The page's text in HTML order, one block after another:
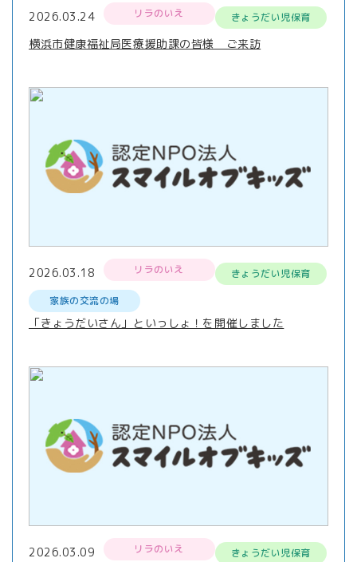
2026.03.24 リラのいえ きょうだい児保育
横浜市健康福祉局医療援助課の皆様 ご来訪
2026.03.18 リラのいえ
きょうだい児保育
家族の交流の場
「きょうだいさん」といっしょ！を開催しました
2026.03.09 リラのいえ きょうだい児保育